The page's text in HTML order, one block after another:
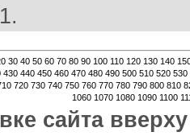
30 40 50 60 70 80 90 100 110 120 130 140
430 440 450 460 470 480 490 500 510 520 530
720 730 740 750 760 770 780 790 800 810
1060 1070 1080 1090 1100
сайта